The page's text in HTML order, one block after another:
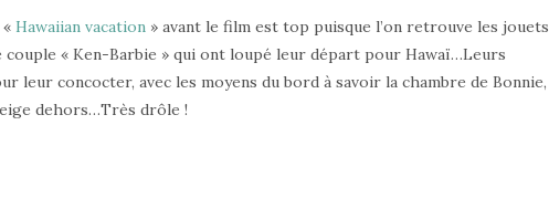
Hawaiian vacation » avant le film est top puisque l’on retrouve les jouets
couple « Ken-Barbie » qui ont loupé leur départ pour Hawaï…Leurs
leur concocter, avec les moyens du bord à savoir la chambre de Bonnie,
dehors…Très drôle !